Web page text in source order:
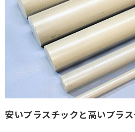
安いプラスチックと高いプラ